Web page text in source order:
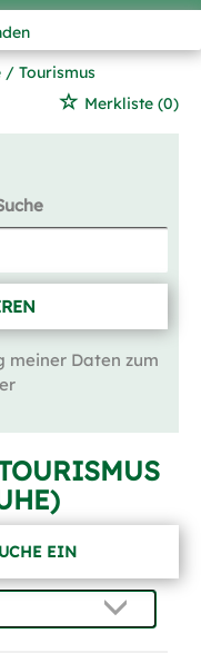
Tourismus
Merkliste (0)
meiner Daten zum
EIN